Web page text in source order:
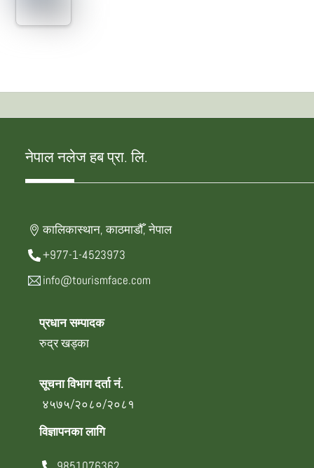
नेपाल नलेज हब प्रा. लि.
कालिकास्थान, काठमाडौँ, नेपाल
+977-1-4523973
info@tourismface.com
प्रधान सम्पादक
रुद्र खड्का
सूचना विभाग दर्ता नं.
४५७५/२०८०/२०८१
विज्ञापनका लागि